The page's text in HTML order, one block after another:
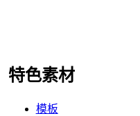
特色素材
模板